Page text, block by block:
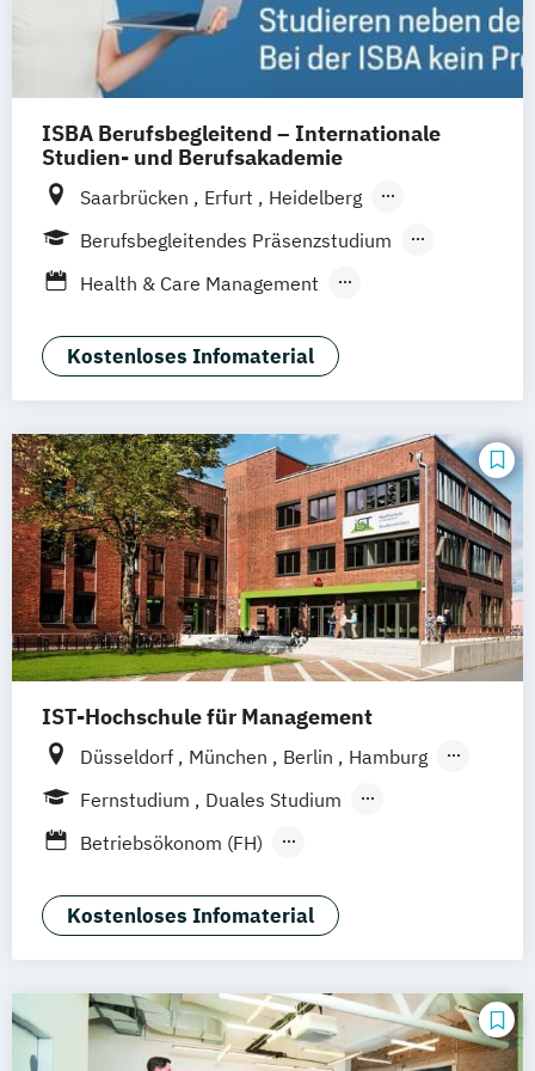
Therapiewissenschaften - Logopädie
Therapiewissenschaften - Physiotherapie
UX & Service Design
Wirtschaftsingenieurwesen und
Wirtschaftspsychologie & Künstliche
Intelligenz
Wirtschaftspsychologie & Leadership
Wirtschaftspsychologie im Online-
Abendstudium
Wirtschaftswissenschaften
ISBA Berufsbegleitend – Internationale
Studien- und Berufsakademie
Saarbrücken Erfurt
Heidelberg
München
Münster Berlin
Hamburg
Berufsbegleitendes Präsenzstudium
Blended Learning
Health & Care Management
Kostenloses Infomaterial
IST-Hochschule für Management
Düsseldorf München Berlin
Hamburg
Weil am Rhein
Frankfurt am Main
Fernstudium
Duales Studium
Fernlehrgang
Blended Learning
Betriebsökonom (FH)
Digital Transformation Management (Dual)
(verschiedene Schwerpunkte)
Digitalisierung im Sport
Kostenloses Infomaterial